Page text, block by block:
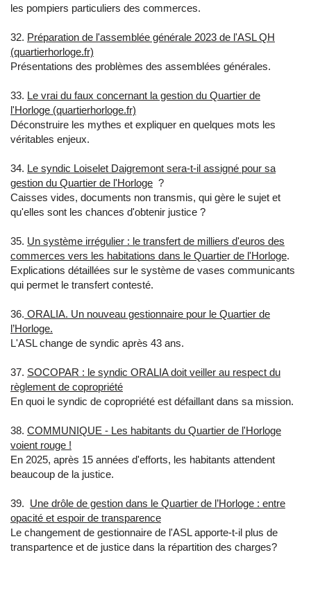
les pompiers particuliers des commerces.
32. Préparation de l'assemblée générale 2023 de l'ASL QH
(quartierhorloge.fr)
Présentations des problèmes des assemblées générales.
33. Le vrai du faux concernant la gestion du Quartier de
l'Horloge (quartierhorloge.fr)
Déconstruire les mythes et expliquer en quelques mots les
véritables enjeux.
34. Le syndic Loiselet Daigremont sera-t-il assigné pour sa
gestion du Quartier de l'Horloge ?
Caisses vides, documents non transmis, qui gère le sujet et
qu'elles sont les chances d'obtenir justice ?
35. Un système irrégulier : le transfert de milliers d'euros des
commerces vers les habitations dans le Quartier de l'Horloge.
Explications détaillées sur le système de vases communicants
qui permet le transfert contesté.
36. ORALIA. Un nouveau gestionnaire pour le Quartier de
l’Horloge.
L'ASL change de syndic après 43 ans.
37. SOCOPAR : le syndic ORALIA doit veiller au respect du
règlement de copropriété
En quoi le syndic de copropriété est défaillant dans sa mission.
38. COMMUNIQUE - Les habitants du Quartier de l'Horloge
voient rouge !
En 2025, après 15 années d'efforts, les habitants attendent
beaucoup de la justice.
39. Une drôle de gestion dans le Quartier de l’Horloge : entre
opacité et espoir de transparence
Le changement de gestionnaire de l'ASL apporte-t-il plus de
transpartence et de justice dans la répartition des charges?